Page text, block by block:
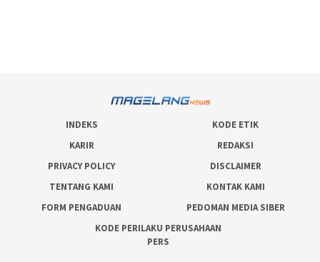
INDEKS
KODE ETIK
KARIR
REDAKSI
PRIVACY POLICY
DISCLAIMER
TENTANG KAMI
KONTAK KAMI
FORM PENGADUAN
PEDOMAN MEDIA SIBER
KODE PERILAKU PERUSAHAAN
PERS